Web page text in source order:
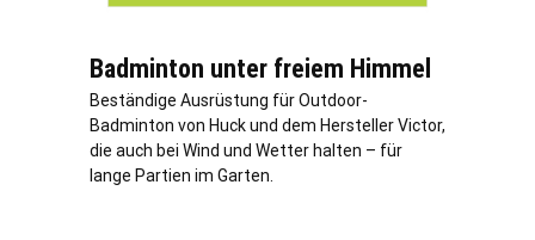
Badminton unter freiem Himmel
Beständige Ausrüstung für Outdoor-
Badminton von Huck und dem Hersteller Victor,
die auch bei Wind und Wetter halten – für
lange Partien im Garten.